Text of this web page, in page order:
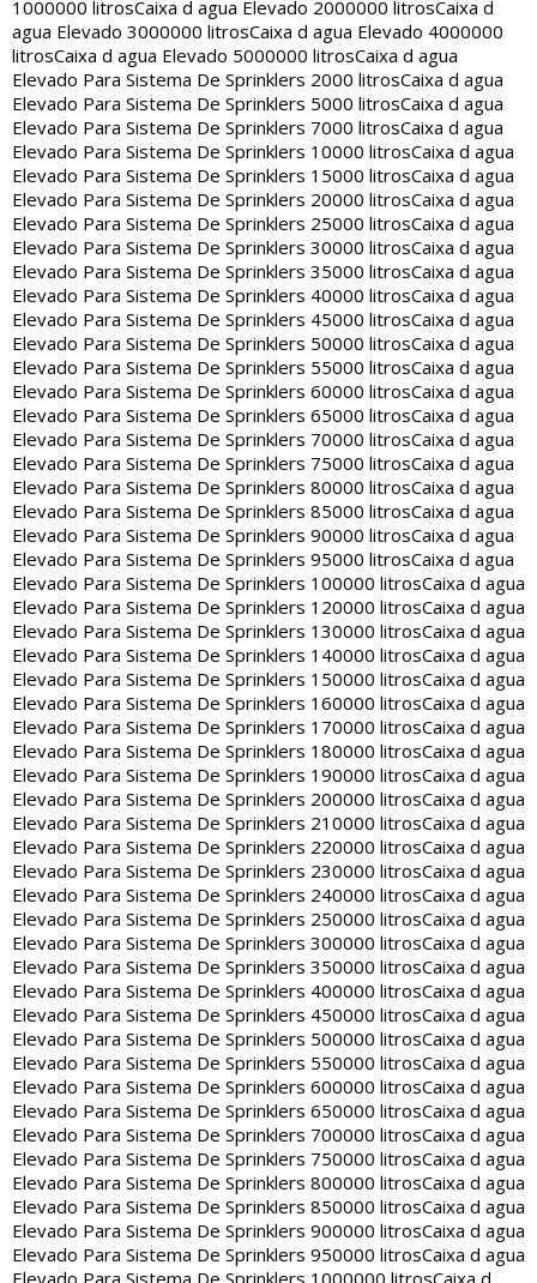
1000000 litrosCaixa d agua Elevado 2000000 litrosCaixa d
agua Elevado 3000000 litrosCaixa d agua Elevado 4000000
litrosCaixa d agua Elevado 5000000 litrosCaixa d agua
Elevado Para Sistema De Sprinklers 2000 litrosCaixa d agua
Elevado Para Sistema De Sprinklers 5000 litrosCaixa d agua
Elevado Para Sistema De Sprinklers 7000 litrosCaixa d agua
Elevado Para Sistema De Sprinklers 10000 litrosCaixa d agua
Elevado Para Sistema De Sprinklers 15000 litrosCaixa d agua
Elevado Para Sistema De Sprinklers 20000 litrosCaixa d agua
Elevado Para Sistema De Sprinklers 25000 litrosCaixa d agua
Elevado Para Sistema De Sprinklers 30000 litrosCaixa d agua
Elevado Para Sistema De Sprinklers 35000 litrosCaixa d agua
Elevado Para Sistema De Sprinklers 40000 litrosCaixa d agua
Elevado Para Sistema De Sprinklers 45000 litrosCaixa d agua
Elevado Para Sistema De Sprinklers 50000 litrosCaixa d agua
Elevado Para Sistema De Sprinklers 55000 litrosCaixa d agua
Elevado Para Sistema De Sprinklers 60000 litrosCaixa d agua
Elevado Para Sistema De Sprinklers 65000 litrosCaixa d agua
Elevado Para Sistema De Sprinklers 70000 litrosCaixa d agua
Elevado Para Sistema De Sprinklers 75000 litrosCaixa d agua
Elevado Para Sistema De Sprinklers 80000 litrosCaixa d agua
Elevado Para Sistema De Sprinklers 85000 litrosCaixa d agua
Elevado Para Sistema De Sprinklers 90000 litrosCaixa d agua
Elevado Para Sistema De Sprinklers 95000 litrosCaixa d agua
Elevado Para Sistema De Sprinklers 100000 litrosCaixa d agua
Elevado Para Sistema De Sprinklers 120000 litrosCaixa d agua
Elevado Para Sistema De Sprinklers 130000 litrosCaixa d agua
Elevado Para Sistema De Sprinklers 140000 litrosCaixa d agua
Elevado Para Sistema De Sprinklers 150000 litrosCaixa d agua
Elevado Para Sistema De Sprinklers 160000 litrosCaixa d agua
Elevado Para Sistema De Sprinklers 170000 litrosCaixa d agua
Elevado Para Sistema De Sprinklers 180000 litrosCaixa d agua
Elevado Para Sistema De Sprinklers 190000 litrosCaixa d agua
Elevado Para Sistema De Sprinklers 200000 litrosCaixa d agua
Elevado Para Sistema De Sprinklers 210000 litrosCaixa d agua
Elevado Para Sistema De Sprinklers 220000 litrosCaixa d agua
Elevado Para Sistema De Sprinklers 230000 litrosCaixa d agua
Elevado Para Sistema De Sprinklers 240000 litrosCaixa d agua
Elevado Para Sistema De Sprinklers 250000 litrosCaixa d agua
Elevado Para Sistema De Sprinklers 300000 litrosCaixa d agua
Elevado Para Sistema De Sprinklers 350000 litrosCaixa d agua
Elevado Para Sistema De Sprinklers 400000 litrosCaixa d agua
Elevado Para Sistema De Sprinklers 450000 litrosCaixa d agua
Elevado Para Sistema De Sprinklers 500000 litrosCaixa d agua
Elevado Para Sistema De Sprinklers 550000 litrosCaixa d agua
Elevado Para Sistema De Sprinklers 600000 litrosCaixa d agua
Elevado Para Sistema De Sprinklers 650000 litrosCaixa d agua
Elevado Para Sistema De Sprinklers 700000 litrosCaixa d agua
Elevado Para Sistema De Sprinklers 750000 litrosCaixa d agua
Elevado Para Sistema De Sprinklers 800000 litrosCaixa d agua
Elevado Para Sistema De Sprinklers 850000 litrosCaixa d agua
Elevado Para Sistema De Sprinklers 900000 litrosCaixa d agua
Elevado Para Sistema De Sprinklers 950000 litrosCaixa d agua